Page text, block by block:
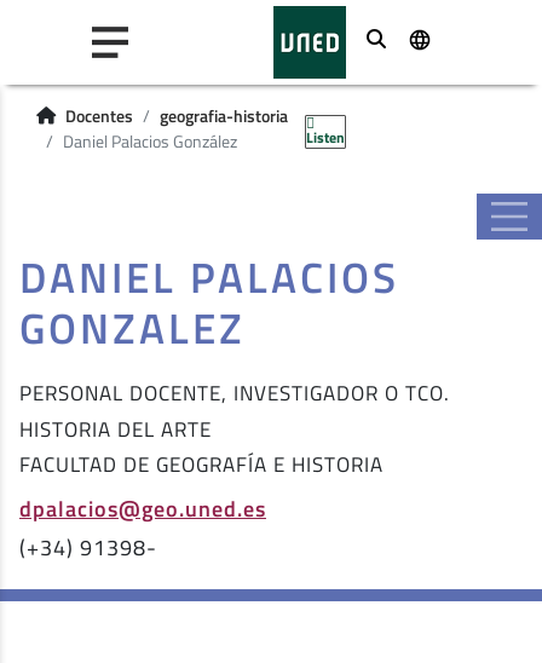
Buscar
Docentes
geografia-historia
Daniel Palacios González
Listen
DANIEL PALACIOS
GONZALEZ
PERSONAL DOCENTE, INVESTIGADOR O TCO.
HISTORIA DEL ARTE
FACULTAD DE GEOGRAFÍA E HISTORIA
dpalacios@geo.uned.es
(+34) 91398-